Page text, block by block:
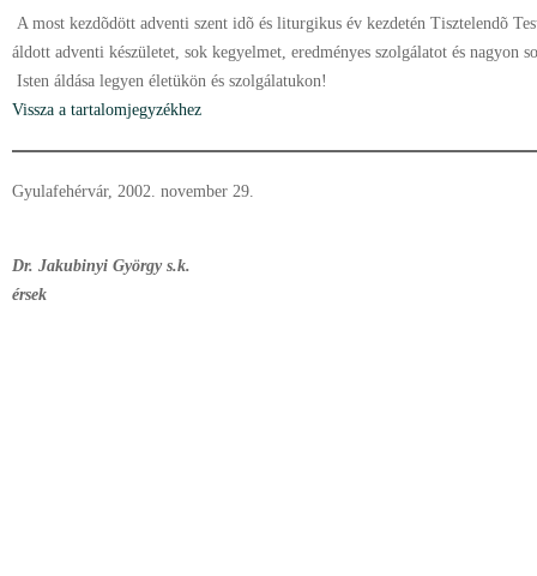
A most kezdõdött adventi szent idõ és liturgikus év kezdetén Tisztelendõ
áldott adventi készületet, sok kegyelmet, eredményes szolgálatot és
Isten áldása legyen életükön és szolgálatukon!
Vissza a tartalomjegyzékhez
Gyulafehérvár, 2002. november 29.
Dr. Jakubinyi György s.k.
érsek